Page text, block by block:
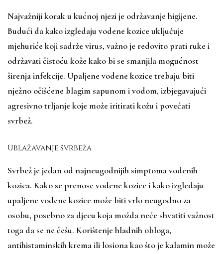
Najvažniji korak u kućnoj njezi je održavanje higijene.
Budući da kako izgledaju vodene kozice uključuje
mjehuriće koji sadrže virus, važno je redovito prati ruke i
održavati čistoću kože kako bi se smanjila mogućnost
širenja infekcije. Upaljene vodene kozice trebaju biti
nježno očišćene blagim sapunom i vodom, izbjegavajući
agresivno trljanje koje može iritirati kožu i povećati
svrbež.
Ublažavanje svrbeža
Svrbež je jedan od najneugodnijih simptoma vodenih
kozica. Kako se prenose vodene kozice i kako izgledaju
upaljene vodene kozice može biti vrlo neugodno za
osobu, posebno za djecu koja možda neće shvatiti važnost
toga da se ne češu. Korištenje hladnih obloga,
antihistaminskih krema ili losiona kao što je kalamin može